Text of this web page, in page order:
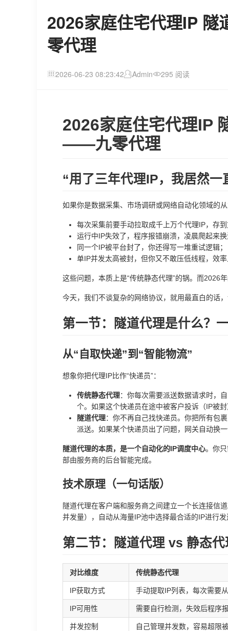
2026家庭住宅代理IP 隧
零代理
2026-06-23 08:23:42 Admin 295 阅读
2026家庭住宅代理IP
——九零代理
“用了三年代理IP，我居然一
如果你是数据采集、市场调研或网络自动化领域的
每次采集前要手动拉取成千上万个代理IP，存到
运行中IP失效了，程序报错崩溃，凌晨爬起来换
同一个IP被平台封了，你还得写一堆重试逻辑；
单IP并发太高被封，但你又不敢压低线程，效率
这些问题，本质上是“传统静态代理”的锅。而2026
今天，我们不谈复杂的网络协议，就用最直白的话
第一节：隧道代理是什么？
从“自取快递”到“智能物流”
想象你把代理IP比作“快递员”：
传统静态代理：你每次需要派送数据请求时，
个。如果这个快递员在途中被客户投诉（IP被封
隧道代理：你不再自己找快递员。你把所有包
派送。如果某个快递员出了问题，网关自动换一
隧道代理的本质，是一个自动化的IP调度中心。你
部由服务商的后台智能完成。
技术原理（一句话版）
隧道代理在客户端和服务商之间建立一个长连接信
并发量），自动从海量IP池中选择最合适的IP进行
第二节：隧道代理 vs 静态
对比维度 传统静态代理
IP获取方式 手动提取IP列表，每次需要
IP可用性 需要自行检测，失效后程序
并发控制 自己管理并发数，容易超限